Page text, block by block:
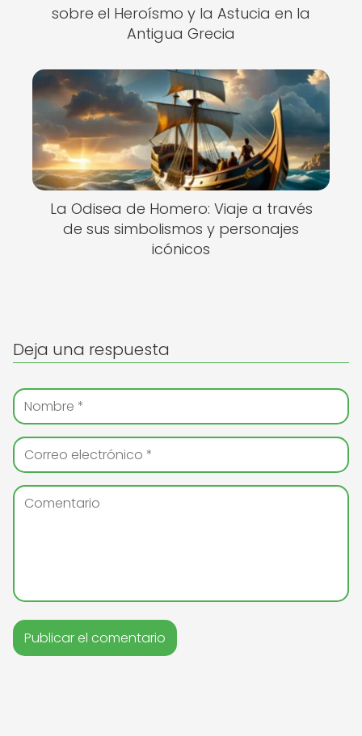
sobre el Heroísmo y la Astucia en la
Antigua Grecia
La Odisea de Homero: Viaje a través
de sus simbolismos y personajes
icónicos
Deja una respuesta